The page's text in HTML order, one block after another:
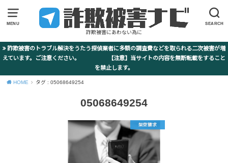
MENU SEARCH
詐欺被害にあわない為に
詐欺被害のトラブル解決をうたう探偵業者に多額の調査費などを取られる二次被害が増
えています。ご注意ください。 【注意】当サイトの内容を無断転載をすること
を禁止します。
HOME タグ : 05068649254
05068649254
架空請求